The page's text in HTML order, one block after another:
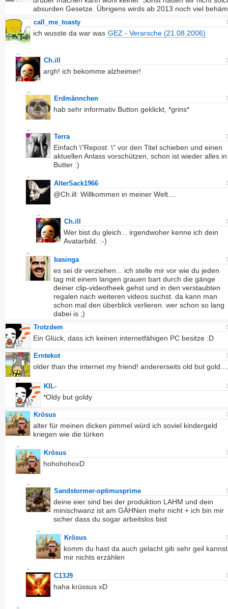
absurden Gesetze. Übrigens wirds ab 2013 noch viel
call_me_toasty
ich wusste da war was GEZ - Verarsche (21.08.2006)
Ch.ill
argh! ich bekomme alzheimer!
Erdmännchen
hab sehr informativ Button geklickt, *grins*
Terra
Einfach \"Repost: \" vor den Titel schieben und einen
aktuellen Anlass vorschützen, schon ist wieder alles in
Butter :)
AlterSack1966
@Ch.ill: Willkommen in meiner Welt....
Ch.ill
Wer bist du gleich... irgendwoher kenne ich dein
Avatarbild. :-)
basinga
es sei dir verziehen... ich stelle mir vor wie du jeden
tag mit einem langen grauen bart durch die gänge
deiner clip-videotheek gehst und in den verstaubten
regalen nach weiteren videos suchst. da kann man
schon mal den überblick verlieren. wer schon so lang
dabei is ;)
Trotzdem
Ein Glück, dass ich keinen internetfähigen PC besitze :D
Erntekot
older than the internet my friend! andererseits old but gold....
KIL-
*Oldy but goldy
Krösus
alter für meinen dicken pimmel würd ich soviel kindergeld
kriegen wie die türken
Krösus
hohohohoxD
Sandstormer-optimusprime
deine eier sind bei der produktion LAHM und dein
minischwanz ist am GÄHNen mehr nicht + ich bin mir
sicher dass du sogar arbeitslos bist
Krösus
komm du hast da auch gelacht gib sehr geil kannst
mir nichts erzählen
C13J9
haha krüssus xD